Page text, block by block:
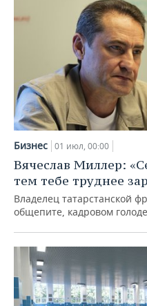
Бизнес 01 июл, 00:00
Вячеслав Миллер:
тем тебе труднее
Владелец татарстанской
общепите, кадровом